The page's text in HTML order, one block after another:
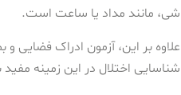
شی، مانند مداد یا ساعت است.
شناسایی اختلال در این زمینه مفید